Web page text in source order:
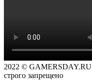
2022 © GAMERSDAY.RU
строго запрещено